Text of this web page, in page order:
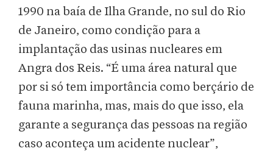
1990 na baía de Ilha Grande, no sul do Rio
de Janeiro, como condição para a
implantação das usinas nucleares em
Angra dos Reis. “É uma área natural que
por si só tem importância como berçário de
fauna marinha, mas, mais do que isso, ela
garante a segurança das pessoas na região
caso aconteça um acidente nuclear”,